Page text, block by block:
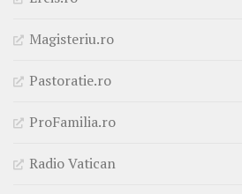
Magisteriu.ro
Pastoratie.ro
ProFamilia.ro
Radio Vatican